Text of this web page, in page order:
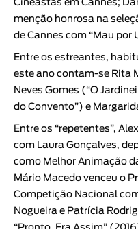
Cineastas em Cannes;
menção honrosa na
de Cannes com “Mau por
Entre os estreantes,
este ano contam-se Rita
Neves Gomes (“O
do Convento”) e
Entre os “repetentes”,
com Laura Gonçalves,
como Melhor Animação
Mário Macedo venceu o
Competição Nacional
Nogueira e Patrícia